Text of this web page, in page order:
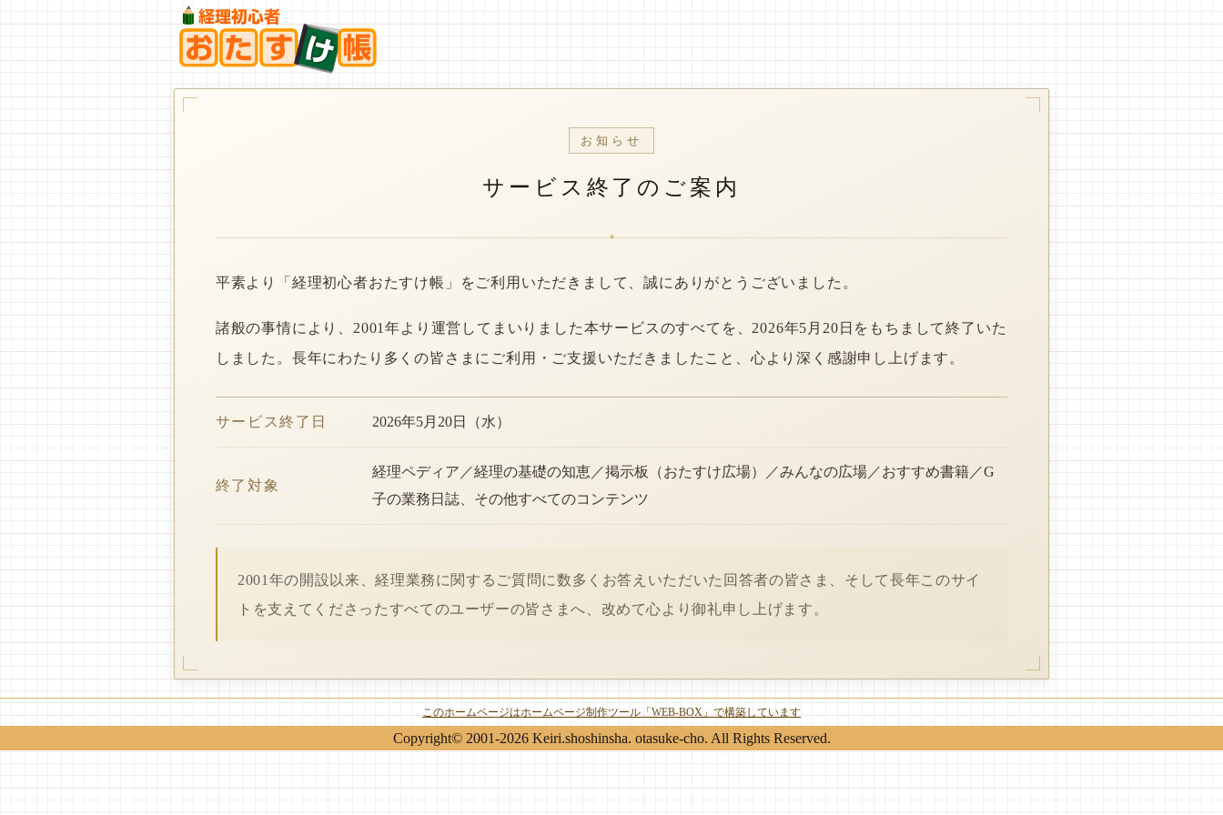
お知らせ
サービス終了のご案内
*
平素より「経理初心者おたすけ帳」をご利用いただきまして、誠にありがとうございました。
諸般の事情により、2001年より運営してまいりました本サービスのすべてを、2026年5月20日をもちまして終了いた
しました。長年にわたり多くの皆さまにご利用・ご支援いただきましたこと、心より深く感謝申し上げます。
サービス終了日 2026年5月20日（水）
終了対象
経理ペディア／経理の基礎の知恵／掲示板（おたすけ広場）／みんなの広場／おすすめ書籍／G
子の業務日誌、その他すべてのコンテンツ
2001年の開設以来、経理業務に関するご質問に数多くお答えいただいた回答者の皆さま、そして長年このサイ
トを支えてくださったすべてのユーザーの皆さまへ、改めて心より御礼申し上げます。
このホームページはホームページ制作ツール「WEB-BOX」で構築しています
Copyright© 2001-2026 Keiri.shoshinsha. otasuke-cho. All Rights Reserved.